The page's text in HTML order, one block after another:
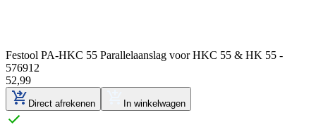
Festool PA-HKC 55 Parallelaanslag voor HKC 55 & HK 55 -
576912
52,99
Direct afrekenen In winkelwagen